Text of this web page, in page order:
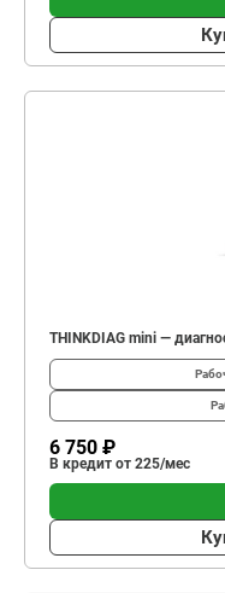
THINKDIAG mini —
6 750 ₽
В кредит от 225/мес